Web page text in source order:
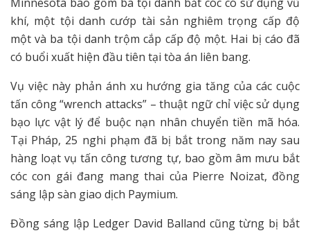
khí, một tội danh cướp tài sản nghiêm trọng cấp độ
một và ba tội danh trộm cắp cấp độ một. Hai bị cáo đã
có buổi xuất hiện đầu tiên tại tòa án liên bang.
Vụ việc này phản ánh xu hướng gia tăng của các cuộc
tấn công “wrench attacks” – thuật ngữ chỉ việc sử dụng
bạo lực vật lý để buộc nạn nhân chuyển tiền mã hóa.
Tại Pháp, 25 nghi phạm đã bị bắt trong năm nay sau
hàng loạt vụ tấn công tương tự, bao gồm âm mưu bắt
cóc con gái đang mang thai của Pierre Noizat, đồng
sáng lập sàn giao dịch Paymium.
Đồng sáng lập Ledger David Balland cũng từng bị bắt